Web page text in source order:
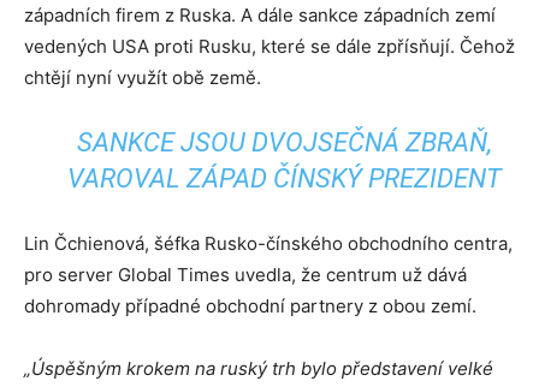
západních firem z Ruska. A dále sankce západních zemí
vedených USA proti Rusku, které se dále zpřísňují. Čehož
chtějí nyní využít obě země.
SANKCE JSOU DVOJSEČNÁ ZBRAŇ,
VAROVAL ZÁPAD ČÍNSKÝ PREZIDENT
Lin Čchienová, šéfka Rusko-čínského obchodního centra,
pro server Global Times uvedla, že centrum už dává
dohromady případné obchodní partnery z obou zemí.
„Úspěšným krokem na ruský trh bylo představení velké